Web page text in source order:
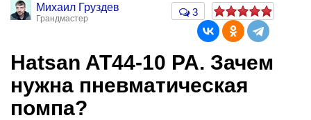
Михаил Груздев
Грандмастер
3
Hatsan AT44-10 PA. Зачем
нужна пневматическая
помпа?